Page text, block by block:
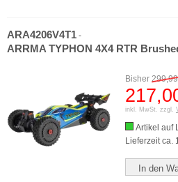
ARA4206V4T1 -
ARRMA TYPHON 4X4 RTR
Bisher 299,99
inkl. MwSt. zzgl.
Artikel auf
Lieferzeit ca.
In den